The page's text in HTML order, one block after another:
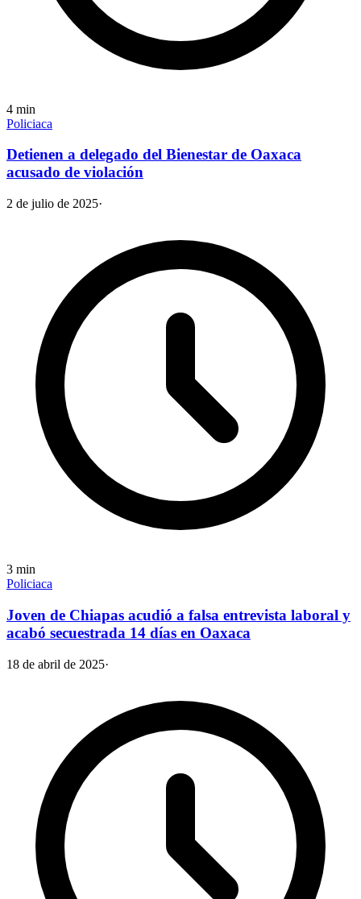
4 min
Policiaca
Detienen a delegado del Bienestar de Oaxaca
acusado de violación
2 de julio de 2025·
3 min
Policiaca
Joven de Chiapas acudió a falsa entrevista laboral y
acabó secuestrada 14 días en Oaxaca
18 de abril de 2025·